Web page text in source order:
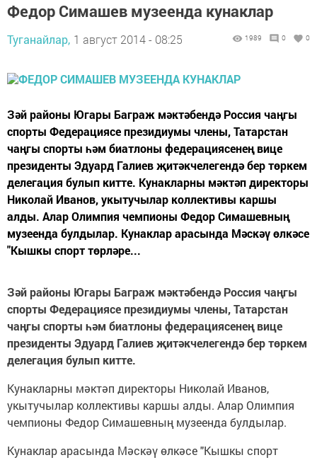
Федор Симашев музеенда кунаклар
Туганайлар, 1 август 2014 - 08:25 1989 0 0
Зәй районы Югары Баграж мәктәбендә Россия чаңгы
спорты Федерациясе президиумы члены, Татарстан
чаңгы спорты һәм биатлоны федерациясенең вице
президенты Эдуард Галиев җитәкчелегендә бер төркем
делегация булып китте. Кунакларны мәктәп директоры
Николай Иванов, укытучылар коллективы каршы
алды. Алар Олимпия чемпионы Федор Симашевның
музеенда булдылар. Кунаклар арасында Мәскәү өлкәсе
"Кышкы спорт төрләре...
Зәй районы Югары Баграж мәктәбендә Россия чаңгы
спорты Федерациясе президиумы члены, Татарстан
чаңгы спорты һәм биатлоны федерациясенең вице
президенты Эдуард Галиев җитәкчелегендә бер төркем
делегация булып китте.
Кунакларны мәктәп директоры Николай Иванов,
укытучылар коллективы каршы алды. Алар Олимпия
чемпионы Федор Симашевның музеенда булдылар.
Кунаклар арасында Мәскәү өлкәсе "Кышкы спорт